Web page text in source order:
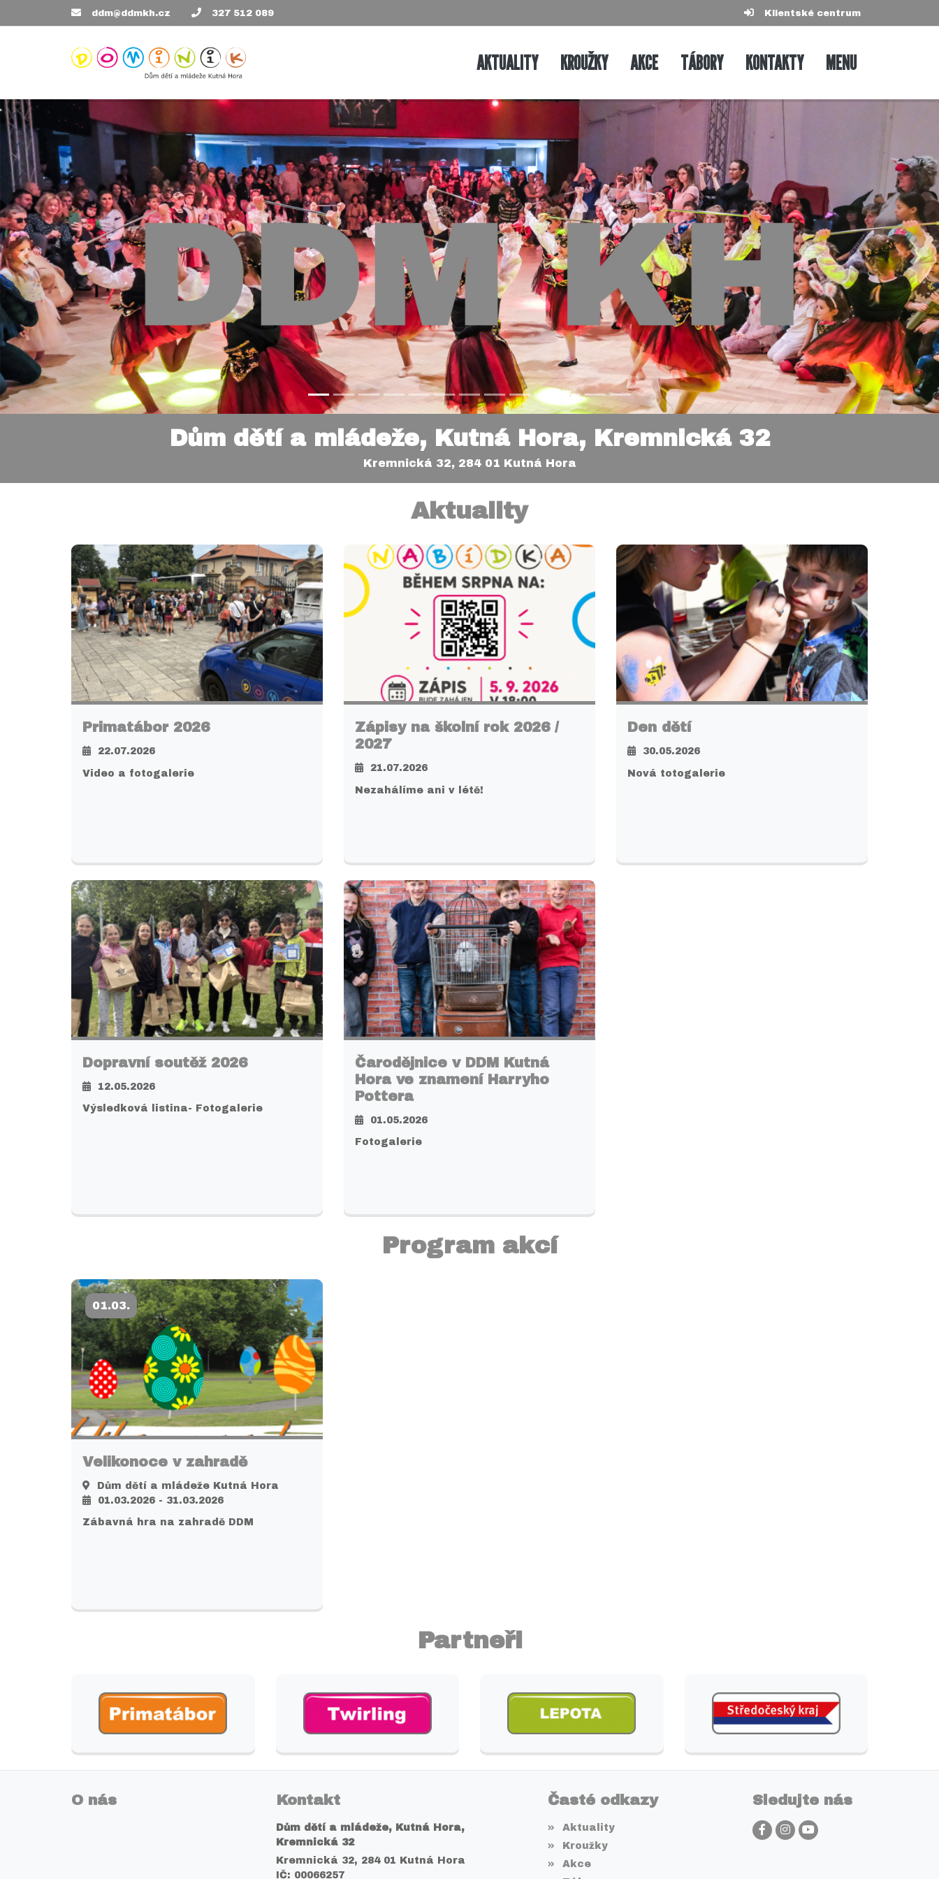
ddm@ddmkh.cz 327 512 089 Klientské centrum
AKTUALITY KROUŽKY AKCE TÁBORY KONTAKTY MENU
Předchozí
Dům dětí a mládeže, Kutná Hora, Kremnická 32
Kremnická 32, 284 01 Kutná Hora
Aktuality
Primatábor 2026
22.07.2026
Video a fotogalerie
Zápisy na školní rok 2026 /
2027
21.07.2026
Nezahálíme ani v létě!
Den dětí
30.05.2026
Nová totogalerie
Dopravní soutěž 2026
12.05.2026
Výsledková listina- Fotogalerie
Čarodějnice v DDM Kutná
Hora ve znamení Harryho
Pottera
01.05.2026
Fotogalerie
Program akcí
01.03.
Velikonoce v zahradě
Dům dětí a mládeže Kutná Hora
01.03.2026 - 31.03.2026
Zábavná hra na zahradě DDM
Partneři
O nás Kontakt
Dům dětí a mládeže, Kutná Hora,
Kremnická 32
Kremnická 32, 284 01 Kutná Hora
IČ: 00066257
Časté odkazy
Aktuality
Kroužky
Akce
Sledujte nás